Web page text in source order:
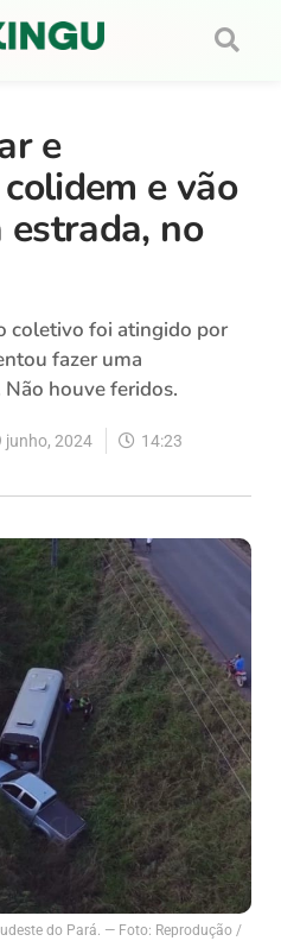
e
e vão
no
coletivo foi atingido por
fazer uma
houve feridos.
junho, 2024 14:23
do Pará. — Foto: Reprodução /